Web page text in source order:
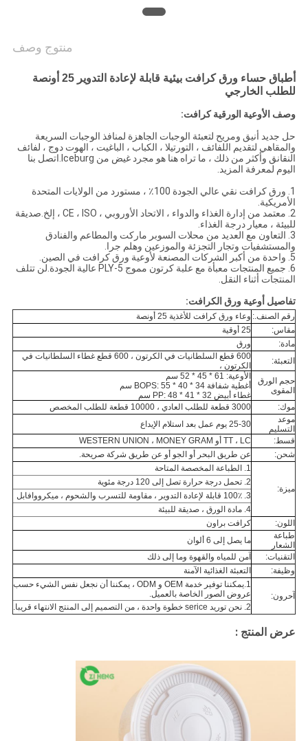
منتوج وصف
أطباق حساء ورق كرافت بيئية قابلة لإعادة التدوير 25 أونصة
للطلب الخارجي
وصف الأوعية الورقية كرافت:
حل جديد أنيق ومريح لتعبئة الوجبات الجاهزة لمنافذ الوجبات السريعة
والمقاهي لتقديم اللفائف ، التورتيلا ، الكباب ، الباغيت ، الهوت دوج ، لفائف
النقانق وأكثر من ذلك ، ما تراه هنا هو مجرد غيض من Iceburg.اتصل بنا
اليوم لمعرفة المزيد.
1. ورق كرافت نقي عالي الجودة 100٪ ، مستورد من الولايات المتحدة
الأمريكية.
2. معتمد من إدارة الغذاء والدواء ، الاتحاد الأوروبي ، CE ، ISO ، إلخ.صديقة
للبيئة ، معيار درجة الغذاء.
3. التعاون مع العديد من محلات السوبر ماركت والمطاعم والفنادق
والمستشفيات وتجار التجزئة والموزعين وهلم جرا.
5. واحدة من أكبر الشركات المصنعة لأوعية ورق كرافت في الصين.
6. جميع المنتجات معبأة مع علبة كرتون مموج 5-PLY عالية الجودة.لن تتلف
المنتجات أثناء النقل.
تفاصيل أوعية ورق الكرافت:
رقم الصنف.: وعاء ورق كرافت للأغذية 25 أونصة
مقاس:
25 أوقية
مادة:
ورق
التعبئة:
600 قطع السلطانيات في الكرتون ، 600 قطع غطاء السلطانيات في
الكرتون ،
حجم الورق
المقوى
الأوعية: 61 * 45 * 52 سم
أغطية شفافة BOPS: 55 * 40 * 34 سم
غطاء أبيض PP: 48 * 41 * 32 سم
موك:
3000 قطعة للطلب العادي ، 10000 قطعة للطلب المخصص
موعد
التسليم
25-30 يوم عمل بعد استلام الإيداع
قسط:
TT ، LC أو WESTERN UNION ، MONEY GRAM
شحن:
عن طريق البحر أو الجو أو عن طريق شركة صريحة.
ميزة:
1. الطباعة المخصصة المتاحة
2. تحمل درجة حرارة تصل إلى 120 درجة مئوية
3. 100٪ قابلة لإعادة التدوير ، مقاومة للتسرب والشحوم ، ميكرووافابل
4. مادة الورق ، صديقة للبيئة
اللون:
كرافت براون
طباعة
الشعار
ما يصل إلى 6 ألوان
التقنيات:
آمن للمياه والقهوة وما إلى ذلك
وظيفة:
التعبئة الغذائية الآمنة
آحرون:
1.يمكننا توفير خدمة OEM و ODM ، يمكننا أن نجعل نفس الشيء حسب
عروض الصور الخاصة بالعميل.
2. نحن توريد serice خطوة واحدة ، من التصميم إلى المنتج الانتهاء قريبا.
عرض المنتج :